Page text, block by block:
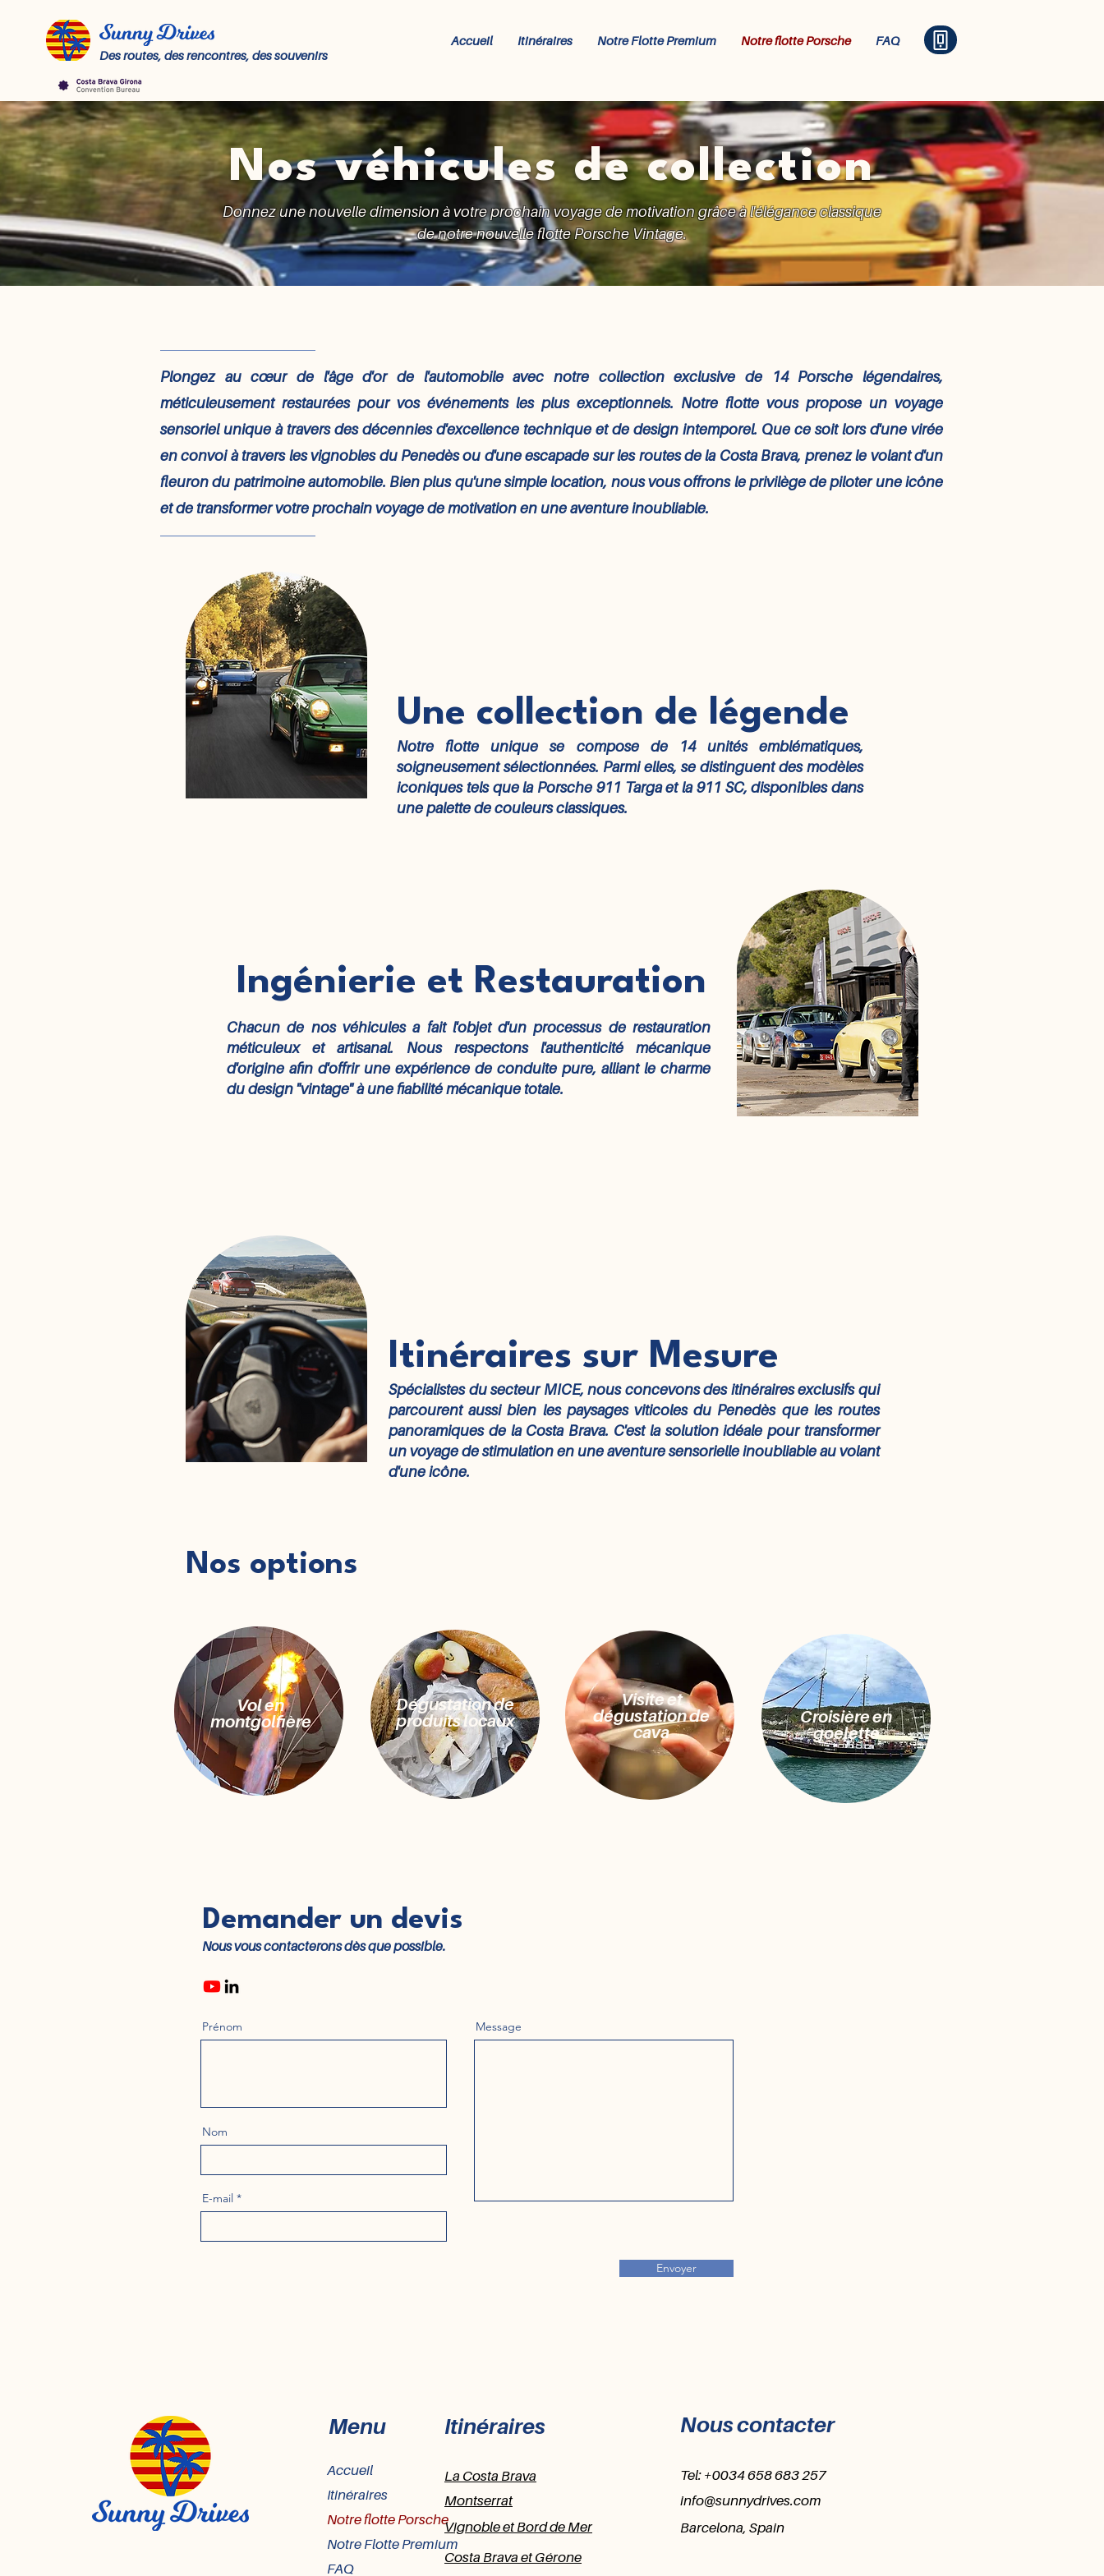
Des routes, des rencontres, des souvenirs
Accueil Itinéraires Notre Flotte Premium Notre flotte Porsche FAQ
Nos véhicules de collection
Donnez une nouvelle dimension à votre prochain voyage de motivation grâce à l'élégance classique
de notre nouvelle flotte Porsche Vintage.
Plongez au cœur de l'âge d'or de l'automobile avec notre collection exclusive de 14 Porsche légendaires,
méticuleusement restaurées pour vos événements les plus exceptionnels. Notre flotte vous propose un voyage
sensoriel unique à travers des décennies d'excellence technique et de design intemporel. Que ce soit lors d'une virée
en convoi à travers les vignobles du Penedès ou d'une escapade sur les routes de la Costa Brava, prenez le volant d'un
fleuron du patrimoine automobile. Bien plus qu'une simple location, nous vous offrons le privilège de piloter une icône
et de transformer votre prochain voyage de motivation en une aventure inoubliable.
Une collection de légende
Notre flotte unique se compose de 14 unités emblématiques,
soigneusement sélectionnées. Parmi elles, se distinguent des modèles
iconiques tels que la Porsche 911 Targa et la 911 SC, disponibles dans
une palette de couleurs classiques.
Ingénierie et Restauration
Chacun de nos véhicules a fait l'objet d'un processus de restauration
méticuleux et artisanal. Nous respectons l'authenticité mécanique
d'origine afin d'offrir une expérience de conduite pure, alliant le charme
du design "vintage" à une fiabilité mécanique totale.
Itinéraires sur Mesure
Spécialistes du secteur MICE, nous concevons des itinéraires exclusifs qui
parcourent aussi bien les paysages viticoles du Penedès que les routes
panoramiques de la Costa Brava. C'est la solution idéale pour transformer
un voyage de stimulation en une aventure sensorielle inoubliable au volant
d'une icône.
Nos options
Vol en
montgolfière
Dégustation de
produits locaux
Visite et
dégustation de
cava
Croisière en
goelette
Demander un devis
Nous vous contacterons dès que possible.
Prénom
Nom
E-mail
Message
Envoyer
Menu
Accueil
Itinéraires
Notre flotte Porsche
Notre Flotte Premium
FAQ
Itinéraires
La Costa Brava
Montserrat
Vignoble et Bord de Mer
Nous contacter
Tel: +0034 658 683 257
info@sunnydrives.com
Barcelona, Spain
Costa Brava et Gérone